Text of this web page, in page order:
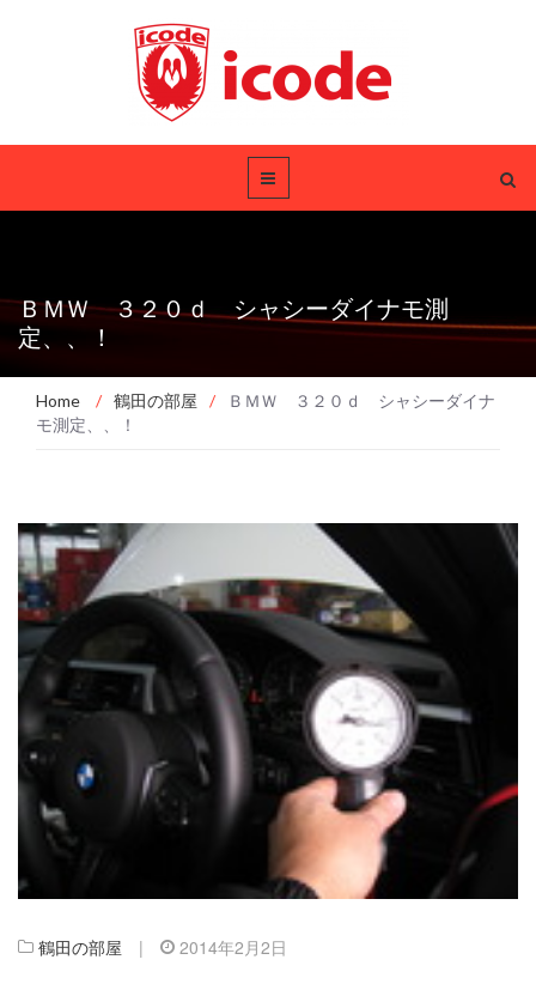
ＢＭＷ ３２０ｄ シャシーダイナモ測
定、、！
Home / 鶴田の部屋 /
ＢＭＷ ３２０ｄ シャシーダイナ
モ測定、、！
鶴田の部屋 | 2014年2月2日